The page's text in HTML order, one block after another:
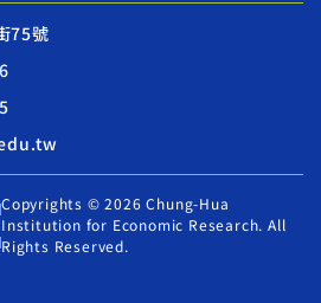
75號
Copyrights © 2026 Chung-Hua
Institution for Economic Research. All
Rights Reserved.